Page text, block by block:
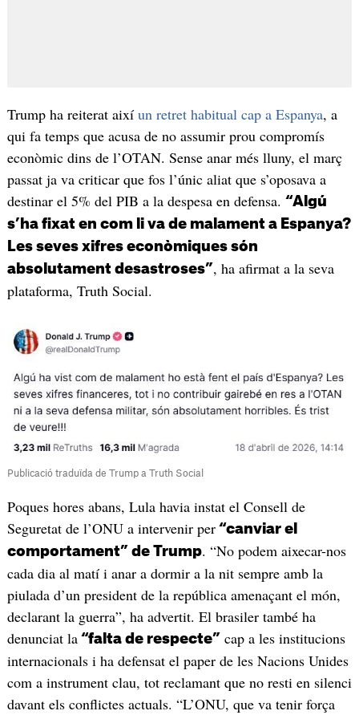
Trump ha reiterat així un retret habitual cap a Espanya, a
qui fa temps que acusa de no assumir prou compromís
econòmic dins de l’OTAN. Sense anar més lluny, el març
passat ja va criticar que fos l’únic aliat que s’oposava a
destinar el 5% del PIB a la despesa en defensa. “Algú
s’ha fixat en com li va de malament a Espanya?
Les seves xifres econòmiques són
absolutament desastroses”, ha afirmat a la seva
plataforma, Truth Social.
Publicació traduïda de Trump a Truth Social
Poques hores abans, Lula havia instat el Consell de
Seguretat de l’ONU a intervenir per“canviar el
comportament” de Trump. “No podem aixecar-nos
cada dia al matí i anar a dormir a la nit sempre amb la
piulada d’un president de la república amenaçant el món,
declarant la guerra”, ha advertit. El brasiler també ha
denunciat la“falta de respecte”cap a les institucions
internacionals i ha defensat el paper de les Nacions Unides
com a instrument clau, tot reclamant que no resti en silenci
davant els conflictes actuals. “L’ONU, que va tenir força